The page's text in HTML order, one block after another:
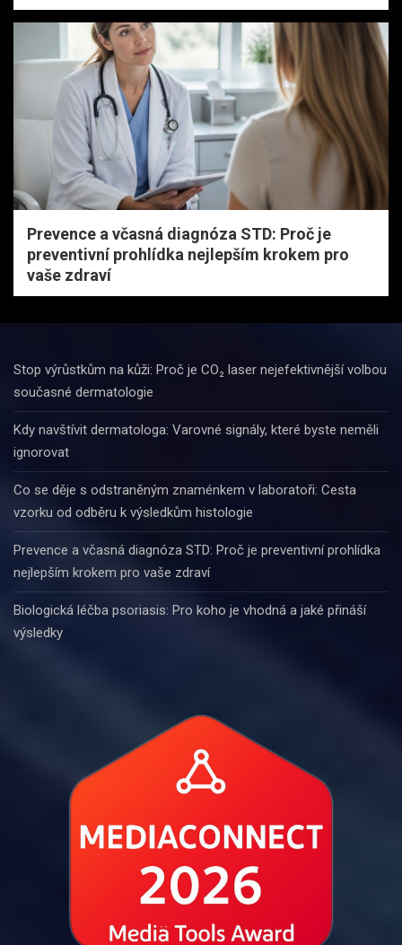
Prevence a včasná diagnóza STD: Proč je
preventivní prohlídka nejlepším krokem pro
vaše zdraví
Stop výrůstkům na kůži: Proč je CO₂ laser nejefektivnější volbou
současné dermatologie
Kdy navštívit dermatologa: Varovné signály, které byste neměli
ignorovat
Co se děje s odstraněným znaménkem v laboratoři: Cesta
vzorku od odběru k výsledkům histologie
Prevence a včasná diagnóza STD: Proč je preventivní prohlídka
nejlepším krokem pro vaše zdraví
Biologická léčba psoriasis: Pro koho je vhodná a jaké přináší
výsledky